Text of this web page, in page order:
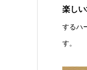
楽しい
するハ
す。